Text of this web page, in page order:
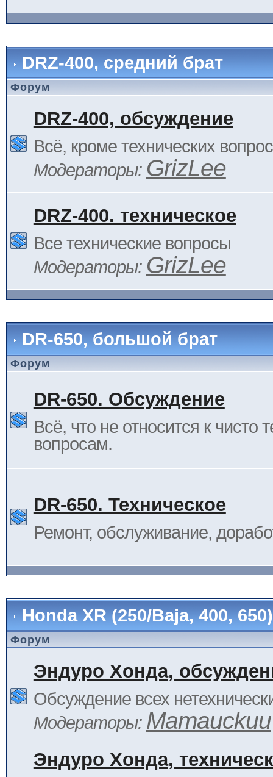
DRZ-400, средний брат
Форум
DRZ-400, обсуждение
Всё, кроме технических
Модераторы: GrizLee
DRZ-400. техническое
Все технические вопросы
Модераторы: GrizLee
DR-650, большой брат
Форум
DR-650. Обсуждение
Всё, что не относится к чисто
вопросам.
DR-650. Техническое
Ремонт, обслуживание,
Honda XR (250/Baja, 400,
Форум
Эндуро Хонда,
Обсуждение всех
Модераторы: Mamauckuu
Эндуро Хонда,